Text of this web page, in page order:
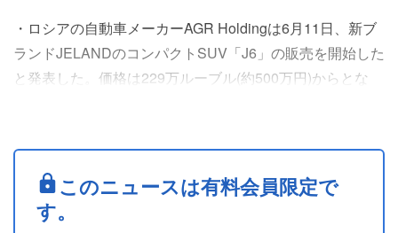
・ロシアの自動車メーカーAGR Holdingは6月11日、新ブ
ランドJELANDのコンパクトSUV「J6」の販売を開始した
と発表した。価格は229万ルーブル(約500万円)からとな
れている。
・JELAND「J6」の車体サイズは、全長4,509mm、全幅
1,860mm、全高1,650mm。....
このニュースは有料会員限定で
す。